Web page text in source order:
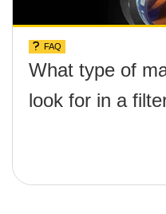
FAQ
What type of
look for in a